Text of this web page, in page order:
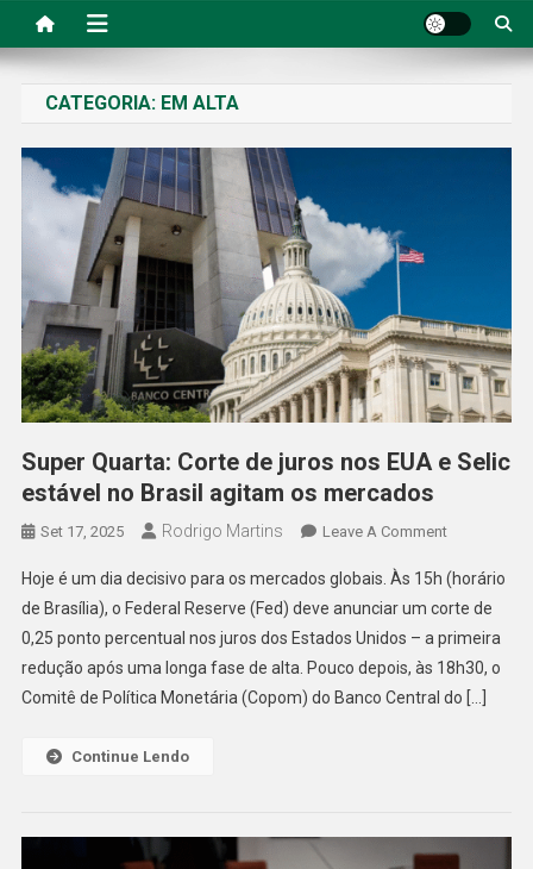
CATEGORIA: EM ALTA
Super Quarta: Corte de juros nos EUA e Selic
estável no Brasil agitam os mercados
Set 17, 2025 Rodrigo Martins Leave A CommentOn
Quarta:
Corte
De
Juros
Nos
Brasil
Hoje é um dia decisivo para os mercados globais. Às 15h (horário
de Brasília), o Federal Reserve (Fed) deve anunciar um corte de
0,25 ponto percentual nos juros dos Estados Unidos – a primeira
redução após uma longa fase de alta. Pouco depois, às 18h30, o
Comitê de Política Monetária (Copom) do Banco Central do […]
Continue Lendo